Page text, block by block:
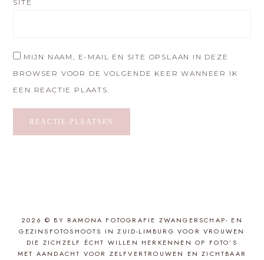
SITE
MIJN NAAM, E-MAIL EN SITE OPSLAAN IN DEZE
BROWSER VOOR DE VOLGENDE KEER WANNEER IK
EEN REACTIE PLAATS.
2026 © BY RAMONA FOTOGRAFIE ZWANGERSCHAP- EN
GEZINSFOTOSHOOTS IN ZUID-LIMBURG VOOR VROUWEN
DIE ZICHZELF ÉCHT WILLEN HERKENNEN OP FOTO’S
MET AANDACHT VOOR ZELFVERTROUWEN EN ZICHTBAAR